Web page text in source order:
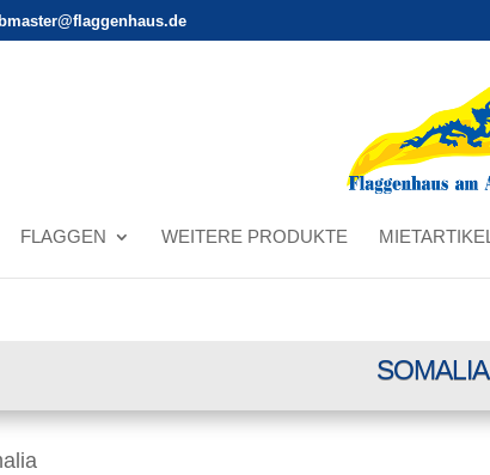
FLAGGEN WEITERE PRODUKTE MIETARTIKEL
SOMALIA